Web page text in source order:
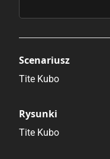
Scenariusz
Tite Kubo
Rysunki
Tite Kubo